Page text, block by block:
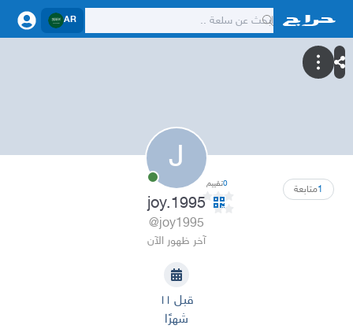
AR
J
1متابعة 0تقييم
joy.1995
@joy1995
آخر ظهور الآن
قبل ١١
شهرًا